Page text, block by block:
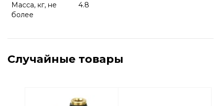
Масса, кг, не
более
4.8
Случайные товары